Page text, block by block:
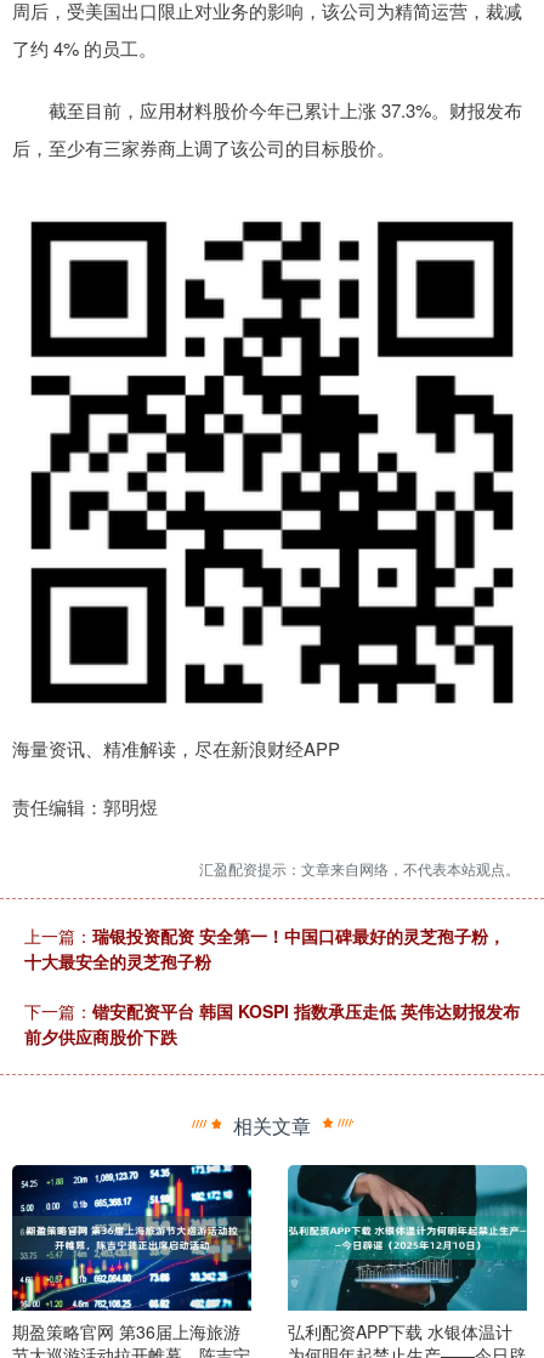
周后，受美国出口限止对业务的影响，该公司为精简运营，裁减
了约 4% 的员工。
截至目前，应用材料股价今年已累计上涨 37.3%。财报发布
后，至少有三家券商上调了该公司的目标股价。
海量资讯、精准解读，尽在新浪财经APP
责任编辑：郭明煜
汇盈配资提示：文章来自网络，不代表本站观点。
上一篇： 瑞银投资配资 安全第一！中国口碑最好的灵芝孢子粉，
十大最安全的灵芝孢子粉
下一篇： 锴安配资平台 韩国 KOSPI 指数承压走低 英伟达财报发布
前夕供应商股价下跌
相关文章
期盈策略官网 第36届上海旅游
弘利配资APP下载 水银体温计